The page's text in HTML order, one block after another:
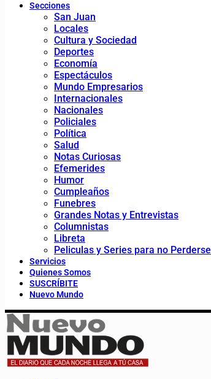
Secciones
San Juan
Locales
Cultura y Sociedad
Deportes
Economía
Espectáculos
Mundo Empresarios
Internacionales
Nacionales
Policiales
Política
Salud
Notas Curiosas
Efemerides
Humor
Cumpleaños
Funebres
Grandes Notas y Entrevistas
Columnistas
Libreta
Peliculas y Series para no Perderse
Servicios
Quienes Somos
SUSCRÍBITE
Nuevo Mundo